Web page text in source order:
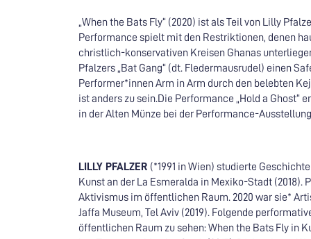
„When the Bats Fly“ (2020) ist als Teil von Lilly
Performance spielt mit den Restriktionen, denen
christlich-konservativen Kreisen Ghanas
Pfalzers „Bat Gang“ (dt. Fledermausrudel) einen
Performer*innen Arm in Arm durch den belebten
ist anders zu sein.Die Performance „Hold a
in der Alten Münze bei der Performance-
LILLY PFALZER (*1991 in Wien) studierte
Kunst an der La Esmeralda in Mexiko-Stadt
Aktivismus im öffentlichen Raum. 2020 war sie*
Jaffa Museum, Tel Aviv (2019). Folgende
öffentlichen Raum zu sehen: When the Bats Fly in